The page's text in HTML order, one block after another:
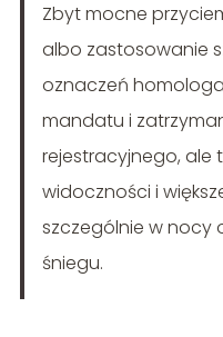
Zbyt mocne
albo zastosowanie
oznaczeń
mandatu i
rejestracyjnego, ale
widoczności i
szczególnie w nocy
śniegu.